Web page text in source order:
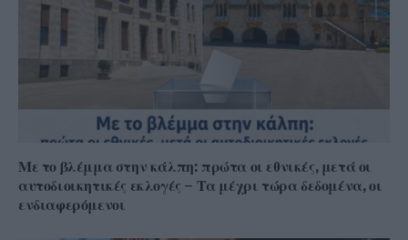
Με το βλέμμα στην κάλπη: πρώτα οι εθνικές, μετά οι
αυτοδιοικητικές εκλογές – Τα μέχρι τώρα δεδομένα, οι
ενδιαφερόμενοι